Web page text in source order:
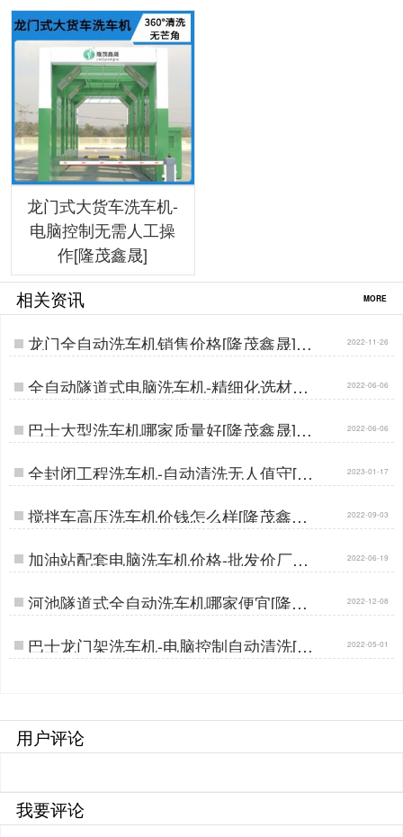
龙门式大货车洗车机-
电脑控制无需人工操
作[隆茂鑫晟]
相关资讯 MORE
龙门全自动洗车机销售价格[隆茂鑫晟]… 2022-11-26
全自动隧道式电脑洗车机-精细化选材精
工品质[隆茂鑫晟]…
2022-06-06
巴士大型洗车机哪家质量好[隆茂鑫晟]… 2022-06-06
全封闭工程洗车机-自动清洗无人值守[隆
茂鑫晟]…
2023-01-17
搅拌车高压洗车机价钱怎么样[隆茂鑫晟]
…
2022-09-03
加油站配套电脑洗车机价格-批发价厂家
在这里[隆茂鑫晟]…
2022-06-19
河池隧道式全自动洗车机哪家便宜[隆茂
鑫晟]…
2022-12-08
巴士龙门架洗车机-电脑控制自动清洗[隆
茂鑫晟]…
2022-05-01
用户评论
我要评论